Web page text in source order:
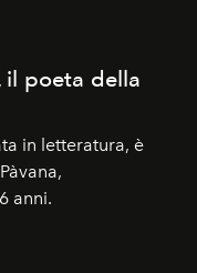
il poeta della
in letteratura, è
anni.